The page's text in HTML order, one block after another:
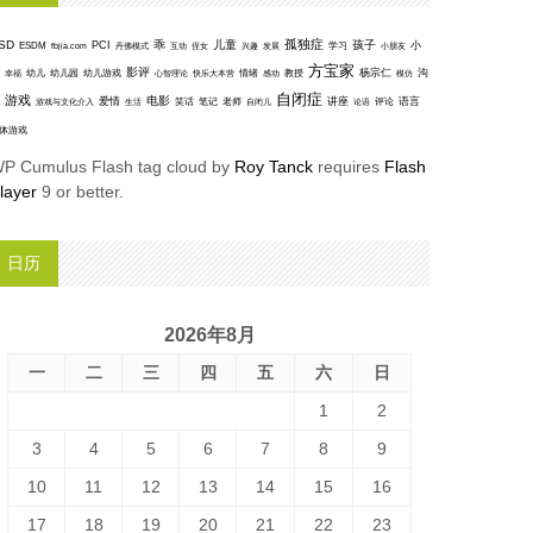
ESDM fbjia.com PCI 丹佛模式 乖 互动 侄女 儿童 兴趣 发展 孤独症 学习 孩子 小朋友 小
幸福 幼儿 幼儿园 幼儿游戏 影评 心智理论 快乐大本营 情绪 感动 教授 方宝家 杨宗仁 模仿 沟
游戏 游戏与文化介入 爱情 生活 电影 笑话 笔记 老师 自闭儿 自闭症 讲座 论语 评论 语言
游戏
Cumulus Flash tag cloud by Roy Tanck requires Flash
9 or better.
日历
2026年8月
一 二 三 四 五 六
日
1
2
3
4 5 6 7 8
9
10
11 12 13 14 15
16
17
18 19 20 21 22
23